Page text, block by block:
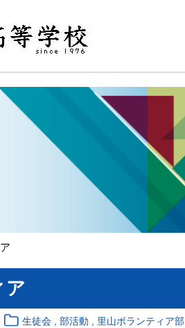
生徒会 ,部活動 里山ボランティア部